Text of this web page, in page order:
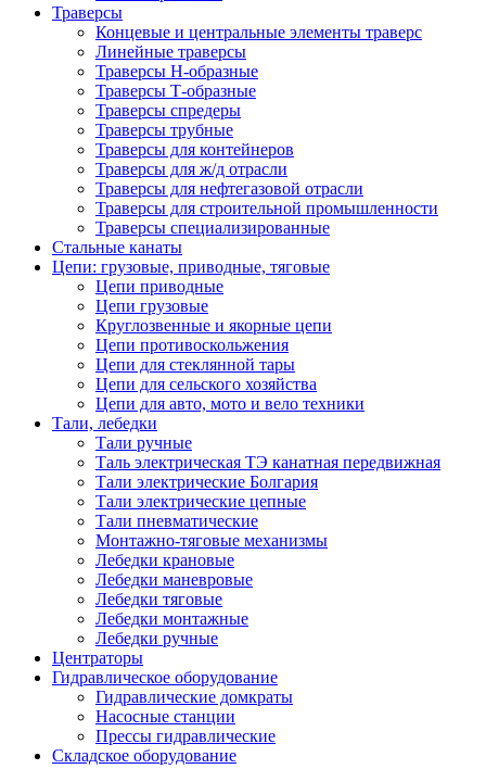
Траверсы
Концевые и центральные элементы траверс
Линейные траверсы
Траверсы Н-образные
Траверсы Т-образные
Траверсы спредеры
Траверсы трубные
Траверсы для контейнеров
Траверсы для ж/д отрасли
Траверсы для нефтегазовой отрасли
Траверсы для строительной промышленности
Траверсы специализированные
Стальные канаты
Цепи: грузовые, приводные, тяговые
Цепи приводные
Цепи грузовые
Круглозвенные и якорные цепи
Цепи противоскольжения
Цепи для стеклянной тары
Цепи для сельского хозяйства
Цепи для авто, мото и вело техники
Тали, лебедки
Тали ручные
Таль электрическая ТЭ канатная передвижная
Тали электрические Болгария
Тали электрические цепные
Тали пневматические
Монтажно-тяговые механизмы
Лебедки крановые
Лебедки маневровые
Лебедки тяговые
Лебедки монтажные
Лебедки ручные
Центраторы
Гидравлическое оборудование
Гидравлические домкраты
Насосные станции
Прессы гидравлические
Складское оборудование